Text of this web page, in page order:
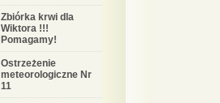
Zbiórka krwi dla
Wiktora !!!
Pomagamy!
Ostrzeżenie
meteorologiczne Nr
11